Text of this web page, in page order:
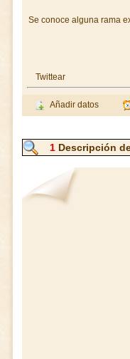
Se conoce alguna rama
Twittear
Añadir datos
1 Descripción